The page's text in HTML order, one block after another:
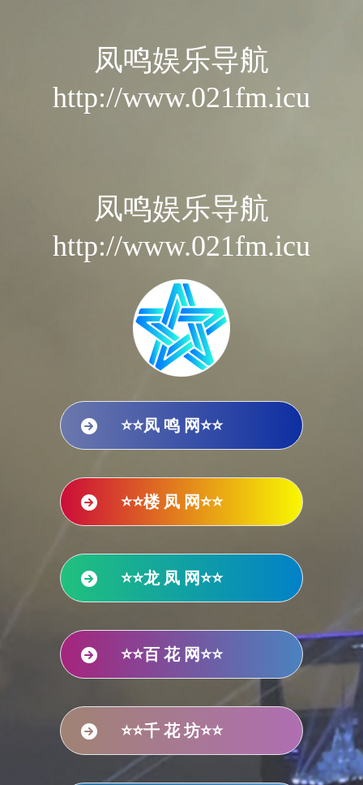
凤鸣娱乐导航
http://www.021fm.icu
凤鸣娱乐导航
http://www.021fm.icu
⭐⭐凤 鸣 网⭐⭐
⭐⭐楼 凤 网⭐⭐
⭐⭐龙 凤 网⭐⭐
⭐⭐百 花 网⭐⭐
⭐⭐千 花 坊⭐⭐